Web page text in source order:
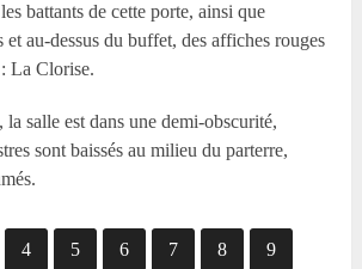
battants de cette porte, ainsi que
et au-dessus du buffet, des affiches rouges
La Clorise.
salle est dans une demi-obscurité,
sont baissés au milieu du parterre,
4 5 6 7 8 9